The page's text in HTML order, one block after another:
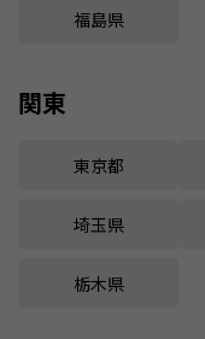
福島県
関東
東京都
埼玉県
栃木県